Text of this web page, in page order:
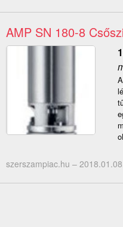
AMP SN 180-8
szerszampiac.hu –